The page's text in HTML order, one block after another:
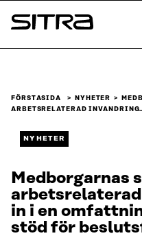
Skip to
content
Sitra
FÖRSTASIDA NYHETER
ARBETSRELATERAD
NYHETER
Medborgarnas
in i en
stöd för